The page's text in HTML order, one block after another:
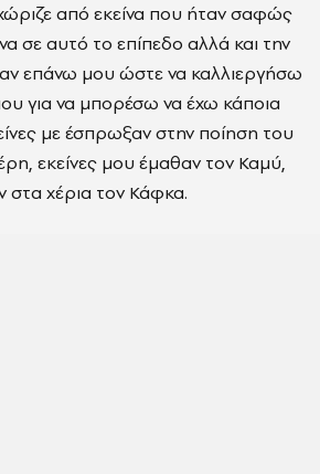
από εκείνα που ήταν σαφώς
σε αυτό το επίπεδο αλλά και την
επάνω µου ώστε να καλλιεργήσω
για να µπορέσω να έχω κάποια
µε έσπρωξαν στην ποίηση του
εκείνες µου έµαθαν τον Καµύ,
στα χέρια τον Κάφκα.